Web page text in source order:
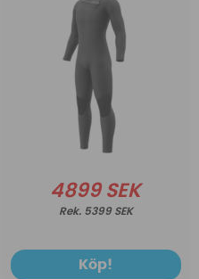
4899 SEK
5399 SEK
Köp!